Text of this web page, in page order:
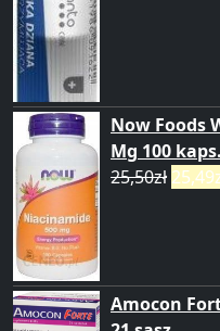
Now Foods
Mg 100 kaps.
25,50zł 25,49
Amocon